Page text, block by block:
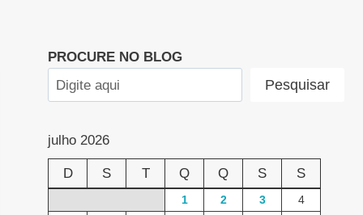
PROCURE NO BLOG
Pesquisar
julho 2026
D S T Q Q S S
1 2 3
4